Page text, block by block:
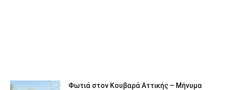
Φωτιά στον Κουβαρά Αττικής – Μήνυμα